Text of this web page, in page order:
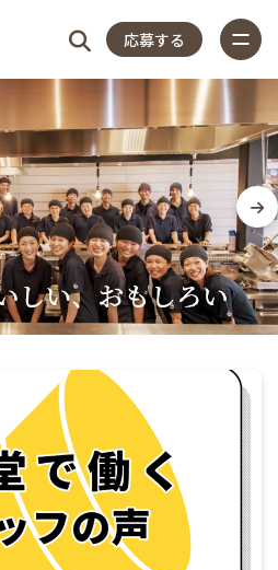
のこだわり
仕事内容
フアンケート
店長紹介
福利厚生
店舗一覧
ある質問
応募する
close
店
長 利
特
集